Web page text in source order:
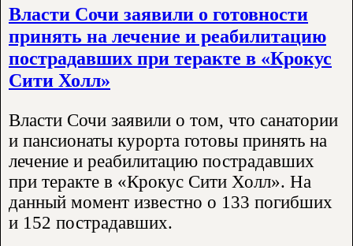
Власти Сочи заявили о готовности
принять на лечение и реабилитацию
пострадавших при теракте в «Крокус
Сити Холл»
Власти Сочи заявили о том, что санатории
и пансионаты курорта готовы принять на
лечение и реабилитацию пострадавших
при теракте в «Крокус Сити Холл». На
данный момент известно о 133 погибших
и 152 пострадавших.